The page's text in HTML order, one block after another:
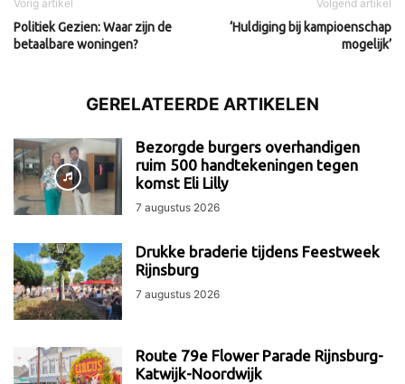
Vorig artikel
Politiek Gezien: Waar zijn de
betaalbare woningen?
Volgend artikel
‘Huldiging bij kampioenschap
mogelijk’
GERELATEERDE ARTIKELEN
Bezorgde burgers overhandigen
ruim 500 handtekeningen tegen
komst Eli Lilly
7 augustus 2026
Drukke braderie tijdens Feestweek
Rijnsburg
7 augustus 2026
Route 79e Flower Parade Rijnsburg-
Katwijk-Noordwijk